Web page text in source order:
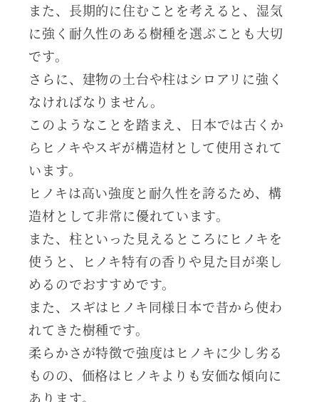
また、長期的に住むことを考えると、湿気
に強く耐久性のある樹種を選ぶことも大切
です。
さらに、建物の土台や柱はシロアリに強く
なければなりません。
このようなことを踏まえ、日本では古くか
らヒノキやスギが構造材として使用されて
います。
ヒノキは高い強度と耐久性を誇るため、構
造材として非常に優れています。
また、柱といった見えるところにヒノキを
使うと、ヒノキ特有の香りや見た目が楽し
めるのでおすすめです。
また、スギはヒノキ同様日本で昔から使わ
れてきた樹種です。
柔らかさが特徴で強度はヒノキに少し劣る
ものの、価格はヒノキよりも安価な傾向に
あります。